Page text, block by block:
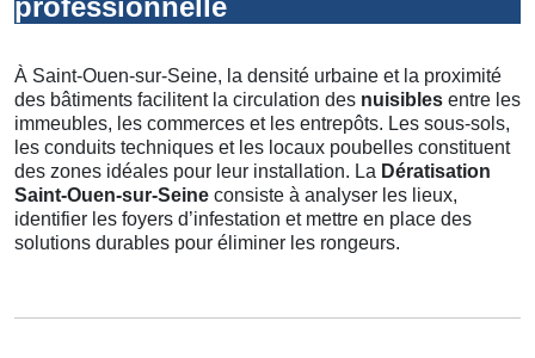
À Saint-Ouen-sur-Seine, la densité urbaine et la proximité
des bâtiments facilitent la circulation des nuisibles entre les
immeubles, les commerces et les entrepôts. Les sous-sols,
les conduits techniques et les locaux poubelles constituent
des zones idéales pour leur installation. La Dératisation
Saint-Ouen-sur-Seine consiste à analyser les lieux,
identifier les foyers d’infestation et mettre en place des
solutions durables pour éliminer les rongeurs.